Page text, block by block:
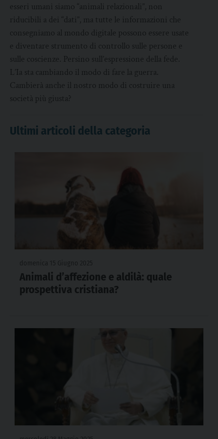
esseri umani siamo “animali relazionali”, non
riducibili a dei “dati”, ma tutte le informazioni che
consegniamo al mondo digitale possono essere usate
e diventare strumento di controllo sulle persone e
sulle coscienze. Persino sull’espressione della fede.
L’Ia sta cambiando il modo di fare la guerra.
Cambierà anche il nostro modo di costruire una
società più giusta?
Ultimi articoli della categoria
Animali d’affezione e aldilà: quale
prospettiva cristiana?